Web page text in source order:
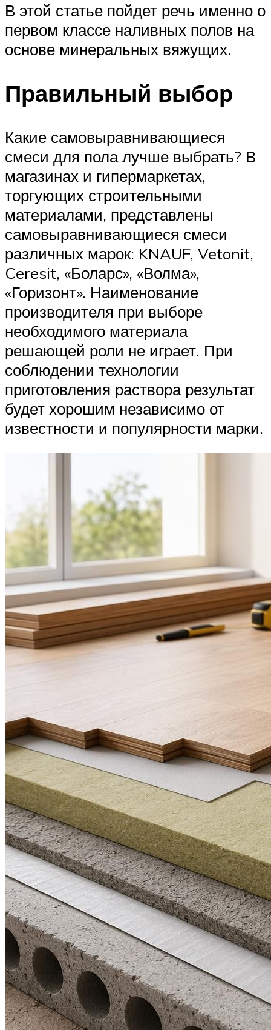
В этой статье пойдет речь именно о
первом классе наливных полов на
основе минеральных вяжущих.
Правильный выбор
Какие самовыравнивающиеся
смеси для пола лучше выбрать? В
магазинах и гипермаркетах,
торгующих строительными
материалами, представлены
самовыравнивающиеся смеси
различных марок: KNAUF, Vetonit,
Ceresit, «Боларс», «Волма»,
«Горизонт». Наименование
производителя при выборе
необходимого материала
решающей роли не играет. При
соблюдении технологии
приготовления раствора результат
будет хорошим независимо от
известности и популярности марки.